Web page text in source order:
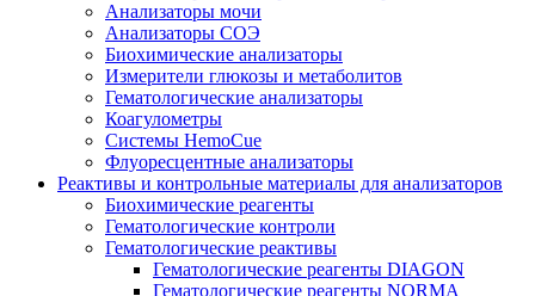
Анализаторы мочи
Анализаторы СОЭ
Биохимические анализаторы
Измерители глюкозы и метаболитов
Гематологические анализаторы
Коагулометры
Системы HemoCue
Флуоресцентные анализаторы
Реактивы и контрольные материалы для анализаторов
Биохимические реагенты
Гематологические контроли
Гематологические реактивы
Гематологические реагенты DIAGON
Гематологические реагенты NORMA